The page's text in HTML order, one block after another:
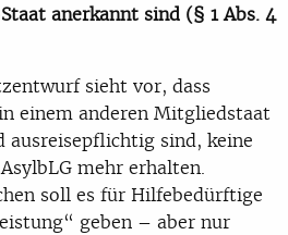
anerkannt sind (§ 1 Abs. 4
sieht vor, dass
einem anderen Mitgliedstaat
ausreisepflichtig sind, keine
mehr erhalten.
soll es für Hilfebedürftige
geben – aber nur